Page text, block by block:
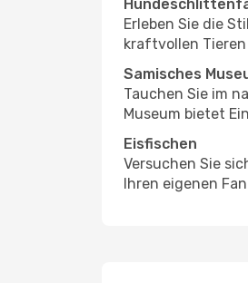
Erleben Sie die
kraftvollen
Samisches
Tauchen Sie im
Museum bietet
Eisfischen
Versuchen Sie
Ihren eigenen